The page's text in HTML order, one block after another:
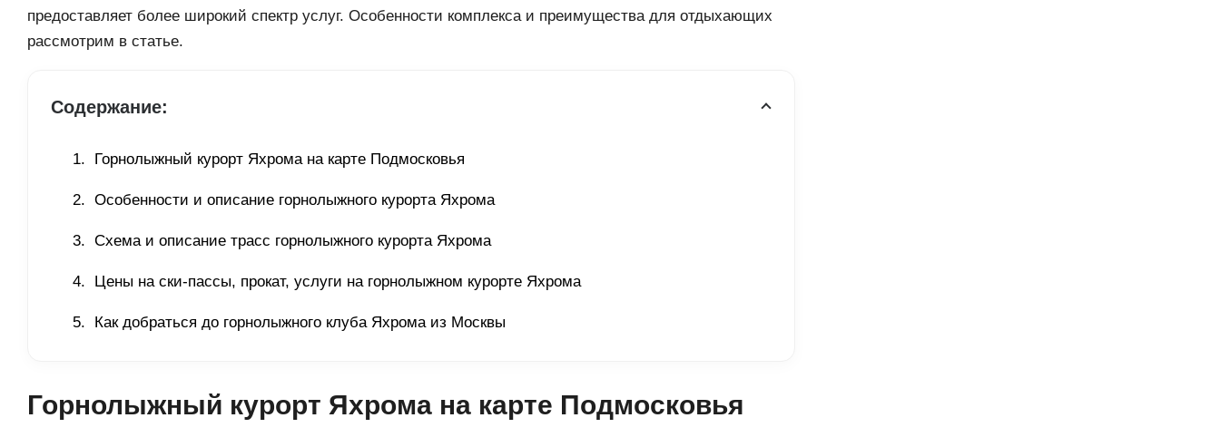
предоставляет более широкий спектр услуг. Особенности комплекса и преимущества для отдыхающих
рассмотрим в статье.
Содержание:
Горнолыжный курорт Яхрома на карте Подмосковья
Особенности и описание горнолыжного курорта Яхрома
Схема и описание трасс горнолыжного курорта Яхрома
Цены на ски-пассы, прокат, услуги на горнолыжном курорте Яхрома
Как добраться до горнолыжного клуба Яхрома из Москвы
Горнолыжный курорт Яхрома на карте Подмосковья